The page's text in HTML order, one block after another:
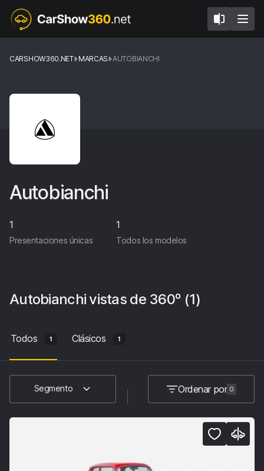
CARSHOW360.NET MARCAS AUTOBIANCHI
Autobianchi
1
Presentaciones únicas
1
Todos los modelos
Autobianchivistas de 360º (1)
Todos 1 Clásicos 1
Segmento Ordenar por 0